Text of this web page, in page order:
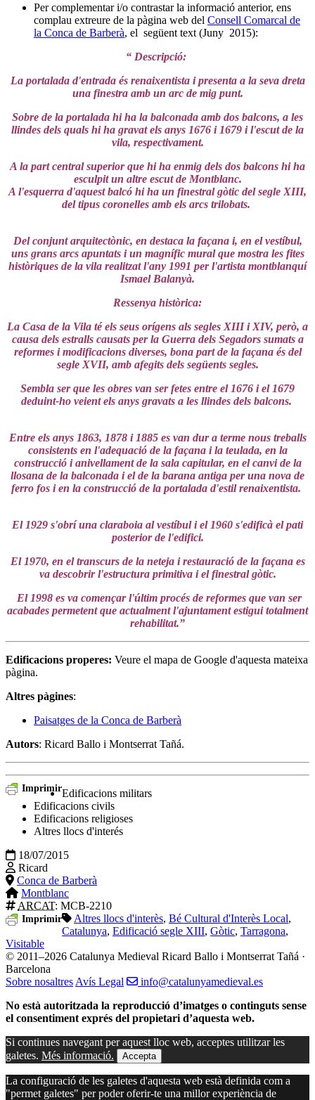
Per complementar i/o contrastar la informació anterior, ens
complau extreure de la pàgina web del Consell Comarcal de
la Conca de Barberà, el següent text (Juny 2015):
“ Descripció:
La portalada d'entrada és renaixentista i presenta a la seva dreta
una finestra amb un arc de mig punt.
Sobre de la portalada hi ha la balconada amb dos balcons, a les
llindes dels quals hi ha gravat els anys 1676 i 1679 i l'escut de la
vila, respectivament.
A la part central superior que hi ha enmig dels dos balcons hi ha
esculpit un altre escut de Montblanc.
A l'esquerra d'aquest balcó hi ha un finestral gòtic del segle XIII,
del tipus coronelles amb els arcs trilobats.
Del conjunt arquitectònic, en destaca la façana i, en el vestíbul,
uns grans arcs apuntats i un magnífic mural que mostra les fites
històriques de la vila realitzat l'any 1991 per l'artista montblanquí
Ismael Balanyà.
Ressenya històrica:
La Casa de la Vila té els seus orígens als segles XIII i XIV, però, a
causa dels estralls causats per la Guerra dels Segadors sumats a
reformes i modificacions diverses, bona part de la façana és del
segle XVII, amb afegits dels següents segles.
Sembla ser que les obres van ser fetes entre el 1676 i el 1679
deduint-ho veient els anys gravats a les llindes dels balcons.
Entre els anys 1863, 1878 i 1885 es van dur a terme nous treballs
consistents en l'adequació de la façana i la teulada, en la
construcció i anivellament de la sala capitular, en el canvi de la
llosana de la balconada i el de la barana antiga per una nova de
ferro fos i en la construcció de la portalada d'estil renaixentista.
El 1929 s'obrí una claraboia al vestíbul i el 1960 s'edificà el pati
posterior de l'edifici.
El 1970, en el transcurs de la neteja i restauració de la façana es
va descobrir l'estructura primitiva i el finestral gòtic.
El 1998 es va començar l'últim procés de reformes que van ser
acabades permetent que actualment l'ajuntament estigui totalment
rehabilitat.”
Edificacions properes: Veure el mapa de Google d'aquesta mateixa
pàgina.
Altres pàgines:
Paisatges de la Conca de Barberà
Autors: Ricard Ballo i Montserrat Tañá.
ImprimirEdificacions militars
Edificacions civils
Edificacions religioses
Altres llocs d'interés
18/07/2015
Ricard
Conca de Barberà
Montblanc
ARCAT: MCB-2210
Imprimir Altres llocs d'interès, Bé Cultural d'Interès Local,
Catalunya, Edificació segle XIII, Gòtic, Tarragona,
Visitable
© 2011–2026 Catalunya Medieval Ricard Ballo i Montserrat Tañá ·
Barcelona
Sobre nosaltres Avís Legal
info@catalunyamedieval.es
No està autoritzada la reproducció d’imatges o continguts sense
el consentiment exprés del propietari d’aquesta web.
Si continues navegant per aquest lloc web, acceptes utilitzar les
galetes. Més informació. Accepta
La configuració de les galetes d'aquesta web està definida com a
"permet galetes" per poder oferir-te una millor experiència de